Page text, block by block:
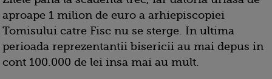
aproape 1 milion de euro a arhiepiscopiei
Tomisului catre Fisc nu se sterge. In ultima
perioada reprezentantii bisericii au mai depus in
cont 100.000 de lei insa mai au mult.